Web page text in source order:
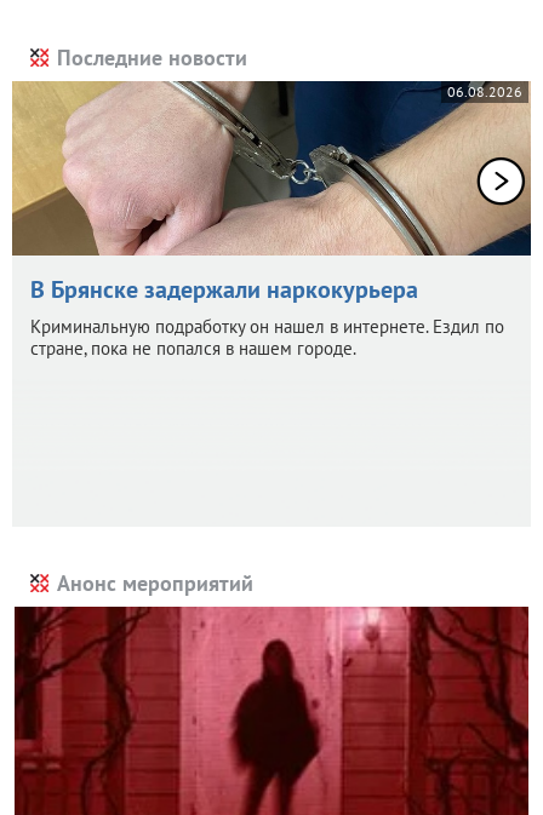
Последние новости
06.08.2026
В Брянске задержали наркокурьера
Криминальную подработку он нашел в интернете. Ездил по
стране, пока не попался в нашем городе.
Анонс мероприятий